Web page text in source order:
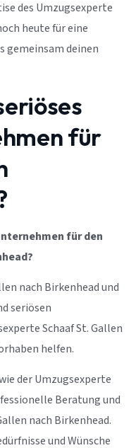
des Umzugsexperte
heute für eine
gemeinsam deinen
für
für den
nach Birkenhead und
seriösen
Schaaf St. Gallen
helfen.
der Umzugsexperte
Beratung und
nach Birkenhead.
und Wünsche